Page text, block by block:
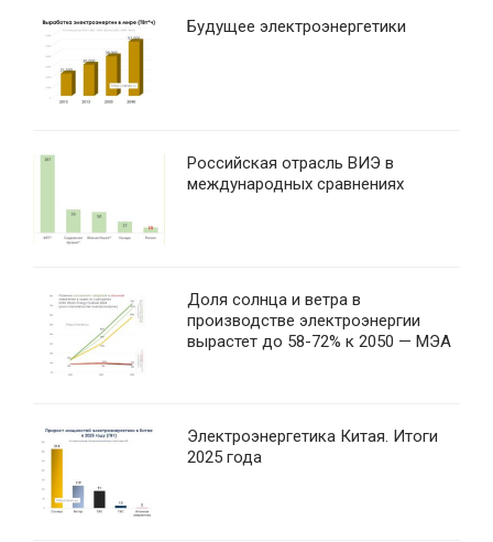
Будущее электроэнергетики
Российская отрасль ВИЭ в
международных сравнениях
Доля солнца и ветра в
производстве электроэнергии
вырастет до 58-72% к 2050 — МЭА
Электроэнергетика Китая. Итоги
2025 года